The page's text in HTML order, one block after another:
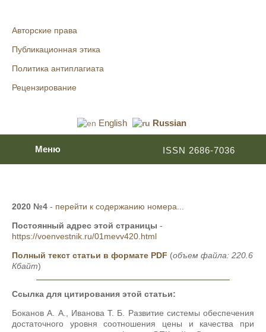
Авторские права
Публикационная этика
Политика антиплагиата
Рецензирование
English Russian
ISSN 2686-7036
Меню
2020 №4 - перейти к содержанию номера...
Постоянный адрес этой страницы -
https://voenvestnik.ru/01mevv420.html
Полный текст статьи в формате PDF (объем файла: 220.6
Кбайт)
Ссылка для цитирования этой статьи:
Боканов А. А., Иванова Т. Б. Развитие системы обеспечения
достаточного уровня соотношения цены и качества при